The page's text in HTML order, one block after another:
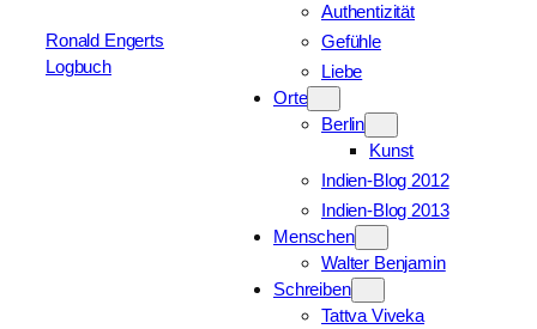
Ronald Engerts
Logbuch
Authentizität
Gefühle
Liebe
Orte
Berlin
Kunst
Indien-Blog 2012
Indien-Blog 2013
Menschen
Walter Benjamin
Schreiben
Tattva Viveka